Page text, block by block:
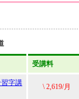
受講料
字講
\ 2,619/月